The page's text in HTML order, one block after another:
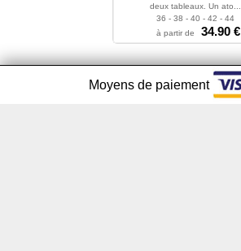
deux tableaux. Un ato...
36 - 38 - 40 - 42 - 44
à partir de
34.90 €
Moyens de paiement